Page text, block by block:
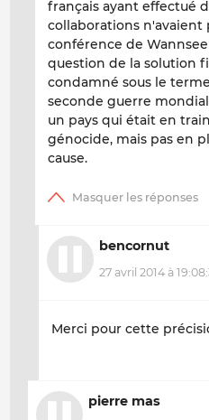
français ayant effectué
collaborations n'avaient
conférence de
question de la solution
condamné sous le
seconde guerre
un pays qui était en
génocide, mais pas en
cause.
bencornut
27 avril 2014 à
Merci pour cette
pierre mas